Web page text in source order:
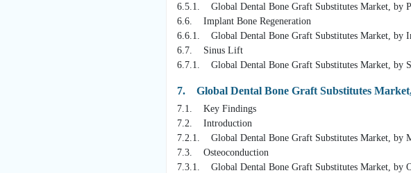
6.5.1. Global Dental Bone Graft Substitutes Market, by
6.6. Implant Bone Regeneration
6.6.1. Global Dental Bone Graft Substitutes Market, by
6.7. Sinus Lift
6.7.1. Global Dental Bone Graft Substitutes Market, by
7. Global Dental Bone Graft Substitutes
7.1. Key Findings
7.2. Introduction
7.2.1. Global Dental Bone Graft Substitutes Market, by
7.3. Osteoconduction
7.3.1. Global Dental Bone Graft Substitutes Market, by